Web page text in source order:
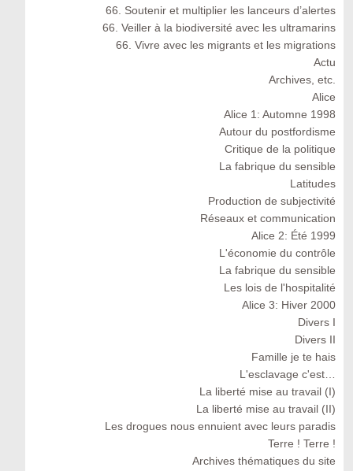
66. Soutenir et multiplier les lanceurs d’alertes
66. Veiller à la biodiversité avec les ultramarins
66. Vivre avec les migrants et les migrations
Actu
Archives, etc.
Alice
Alice 1: Automne 1998
Autour du postfordisme
Critique de la politique
La fabrique du sensible
Latitudes
Production de subjectivité
Réseaux et communication
Alice 2: Été 1999
L'économie du contrôle
La fabrique du sensible
Les lois de l'hospitalité
Alice 3: Hiver 2000
Divers I
Divers II
Famille je te hais
L'esclavage c'est…
La liberté mise au travail (I)
La liberté mise au travail (II)
Les drogues nous ennuient avec leurs paradis
Terre ! Terre !
Archives thématiques du site